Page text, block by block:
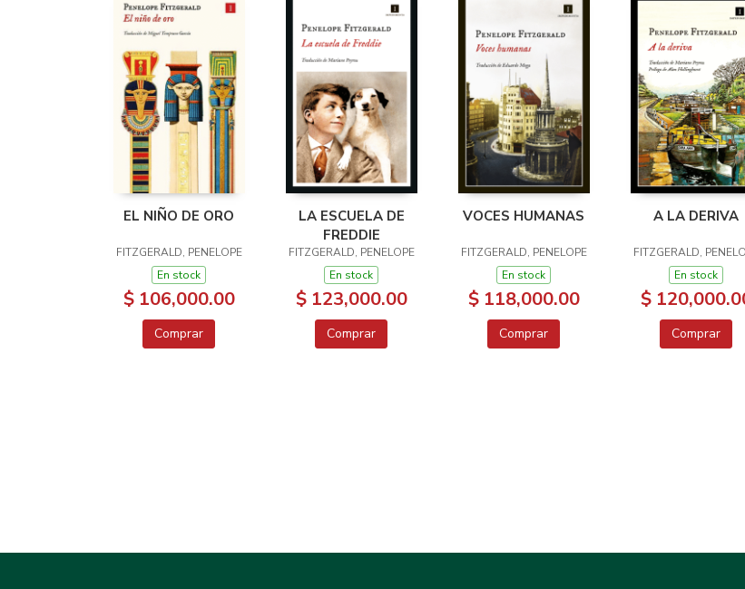
EL NIÑO DE ORO
FITZGERALD, PENELOPE
En stock
$ 106,000.00
Comprar
LA ESCUELA DE
FREDDIE
FITZGERALD, PENELOPE
En stock
$ 123,000.00
Comprar
VOCES HUMANAS
FITZGERALD, PENELOPE
En stock
$ 118,000.00
Comprar
A LA DERIVA
FITZGERALD,
En stock
$
Comprar